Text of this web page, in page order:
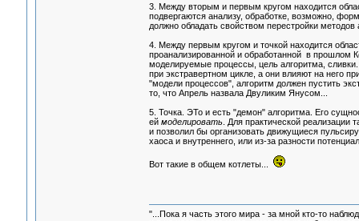
3. Между вторым и первым кругом находится
подвергаются анализу, обработке, возможно,
должно обладать свойством перестройки методов
4. Между первым кругом и точкой находится
проанализированной и обработанной в прошлом
моделируемые процессы, цель алгоритма,
при экстравертном цикле, а они влияют на него
"модели процессов", алгоритм должен пустить
то, что Апрель назвала Двуликим Янусом...
5. Точка. ЭТо и есть "демон" алгоритма. Его
ей моделировать . Для практической
и позволил бы организовать движущиеся
хаоса и внутреннего, или из-за разности
Вот такие в общем котлеты...
"...Пока я часть этого мира - за мной кто-то